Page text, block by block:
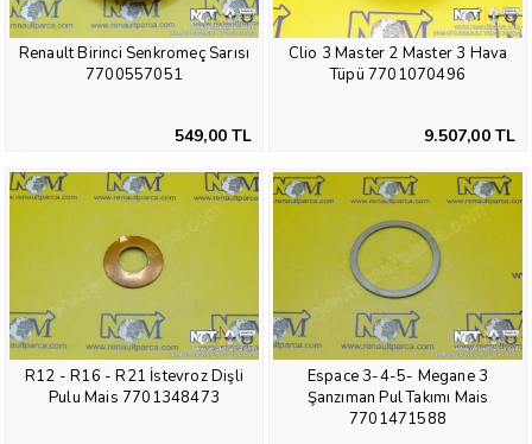
Renault Birinci Senkromeç Sarısı
7700557051
549,00 TL
Clio 3 Master 2 Master 3 Hava
Tüpü 7701070496
9.507,00 TL
R12 - R16 - R21 İstevroz Dişli
Pulu Mais 7701348473
Espace 3-4-5- Megane 3
Şanzıman Pul Takımı Mais
7701471588